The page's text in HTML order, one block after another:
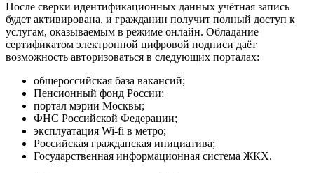
После сверки идентификационных данных учётная запись
будет активирована, и гражданин получит полный доступ к
услугам, оказываемым в режиме онлайн. Обладание
сертификатом электронной цифровой подписи даёт
возможность авторизоваться в следующих порталах:
общероссийская база вакансий;
Пенсионный фонд России;
портал мэрии Москвы;
ФНС Российской Федерации;
эксплуатация Wi-fi в метро;
Российская гражданская инициатива;
Государственная информационная система ЖКХ.